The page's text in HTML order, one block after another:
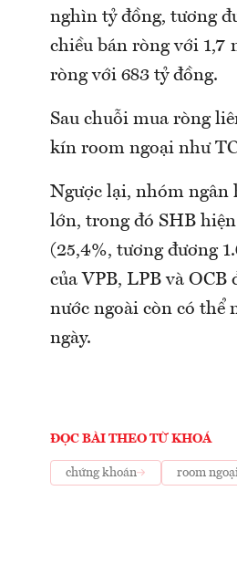
nghìn tỷ đồng, tương
chiều bán ròng với 1,7
ròng với 683 tỷ đồng.
Sau chuỗi mua ròng
kín room ngoại như
Ngược lại, nhóm ngân
lớn, trong đó SHB
(25,4%, tương đương
của VPB, LPB và
nước ngoài còn có thể
ngày.
ĐỌC BÀI THEO TỪ KHOÁ
chứng khoán room ngoại